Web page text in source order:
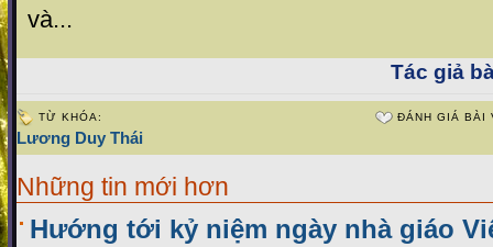
và...
Tác giả
TỪ KHÓA:
Lương Duy Thái
ĐÁNH GIÁ BÀI
Những tin mới hơn
Hướng tới kỷ niệm ngày nhà giáo